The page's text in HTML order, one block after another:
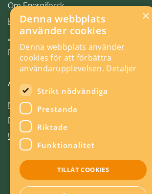
Om Energiforsk
Kontakt
Jobba hos oss
Press
Aktuellt
Nyheter
Evenemang
Utlysningar
Om kakor
×
Denna webbplats
använder cookies
Denna webbplats använder
cookies för att förbättra
användarupplevelsen. Detaljer
Strikt nödvändiga
Prestanda
Riktade
Funktionalitet
TILLÅT COOKIES